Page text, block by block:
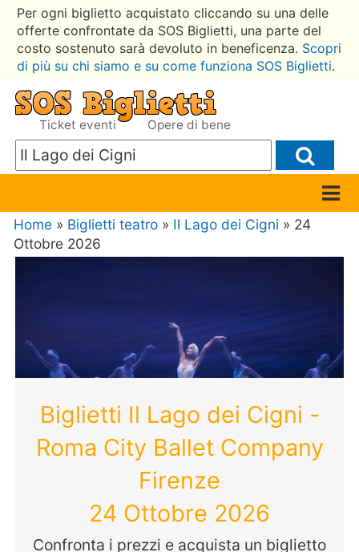
Per ogni biglietto acquistato cliccando su una delle
offerte confrontate da SOS Biglietti, una parte del
costo sostenuto sarà devoluto in beneficenza. Scopri
di più su chi siamo e su come funziona SOS Biglietti.
Ticket eventi Opere di bene
Home » Biglietti teatro » Il Lago dei Cigni » 24
Ottobre 2026
Biglietti Il Lago dei Cigni -
Roma City Ballet Company
Firenze
24 Ottobre 2026
Confronta i prezzi e acquista un biglietto